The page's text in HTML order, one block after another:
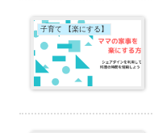
子育て 【楽にする】